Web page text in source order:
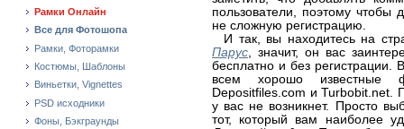
Рамки Онлайн
Все для Фотошопа
Рамки, Фоторамки
Костюмы, Шаблоны
Виньетки, Vignettes
PSD исходники
Фоны, Бэкграунды
пользователи, поэтому чтобы
не сложную регистрацию.
И так, вы находитесь на
Парус, значит, он вас
бесплатно и без регистрации.
всем хорошо известные
Depositfiles.com и Turbobit.net.
у вас не возникнет. Просто
тот, который вам наиболее